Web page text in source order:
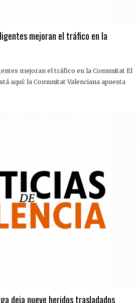
mejoran el tráfico en la
mejoran el tráfico en la Comunitat El
aquí: la Comunitat Valenciana apuesta
deja nueve heridos trasladados